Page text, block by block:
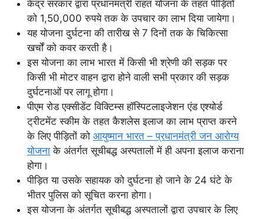
केंद्र सरकार द्वारा प्रधानमंत्री राहत योजना के तहत पीड़ितों
को 1,50,000 रुपये तक के उपचार का लाभ दिया जायेगा।
यह योजना दुर्घटना की तारीख से 7 दिनों तक के चिकित्सा
खर्चों को कवर करती है।
इस योजना का लाभ भारत में किसी भी श्रेणी की सड़क पर
किसी भी मोटर वाहन द्वारा होने वाली सभी प्रकार की सड़क
दुर्घटनाओं पर लागू होगा।
पीएम रोड एक्सीडेंट विक्टिम्स हॉस्पिटलाइजेशन एंड एश्योर्ड
ट्रीटमेंट स्कीम के तहत कैशलेस इलाज का लाभ प्राप्त करने
के लिए पीड़ितों को आयुष्मान भारत – प्रधानमंत्री जन आरोग्य
योजना के अंतर्गत सूचीबद्ध अस्पतालों में ही अपना इलाज कराना
होगा।
पीड़ित या उसके सहायक को दुर्घटना हो जाने के 24 घंटे के
भीतर पुलिस को सूचित करना होगा।
इस योजना के अंतर्गत सूचीबद्ध अस्पतालों द्वारा उपचार के लिए